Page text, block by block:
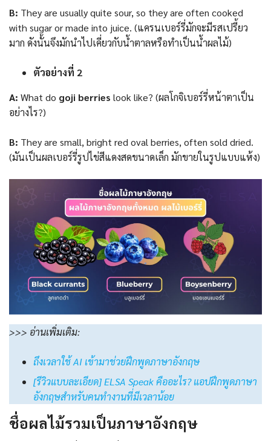
B: They are usually quite sour, so they are often cooked
with sugar or made into juice. (แครนเบอร์รี่มักจะมีรสเปรี้ยว
มาก ดังนั้นจึงมักนำไปเคี่ยวกับน้ำตาลหรือทำเป็นน้ำผลไม้)
ตัวอย่างที่ 2
A: What do goji berries look like? (ผลโกจิเบอร์รี่หน้าตาเป็น
อย่างไร?)
B: They are small, bright red oval berries, often sold dried.
(มันเป็นผลเบอร์รี่รูปไข่สีแดงสดขนาดเล็ก มักขายในรูปแบบแห้ง)
>>> อ่านเพิ่มเติม:
ถึงเวลาใช้ AI เข้ามาช่วยฝึกพูดภาษาอังกฤษ
[รีวิวแบบละเอียด] ELSA Speak คืออะไร? แอปฝึกพูดภาษา
อังกฤษสำหรับคนทำงานที่มีเวลาน้อย
ชื่อผลไม้รวมเป็นภาษาอังกฤษ